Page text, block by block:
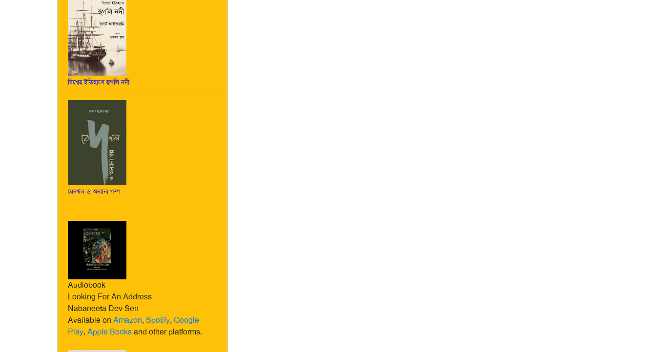
বিশ্বের ইতিহাসে হুগলি নদী
বেদখল ও অন্যান্য গল্প
Audiobook
Looking For An Address
Nabaneeta Dev Sen
Available on Amazon, Spotify, Google
Play, Apple Booksand other platforms.